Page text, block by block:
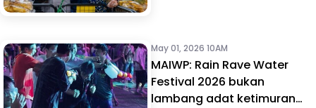
May 01, 2026 10AM
MAIWP: Rain Rave Water
Festival 2026 bukan
lambang adat ketimuran